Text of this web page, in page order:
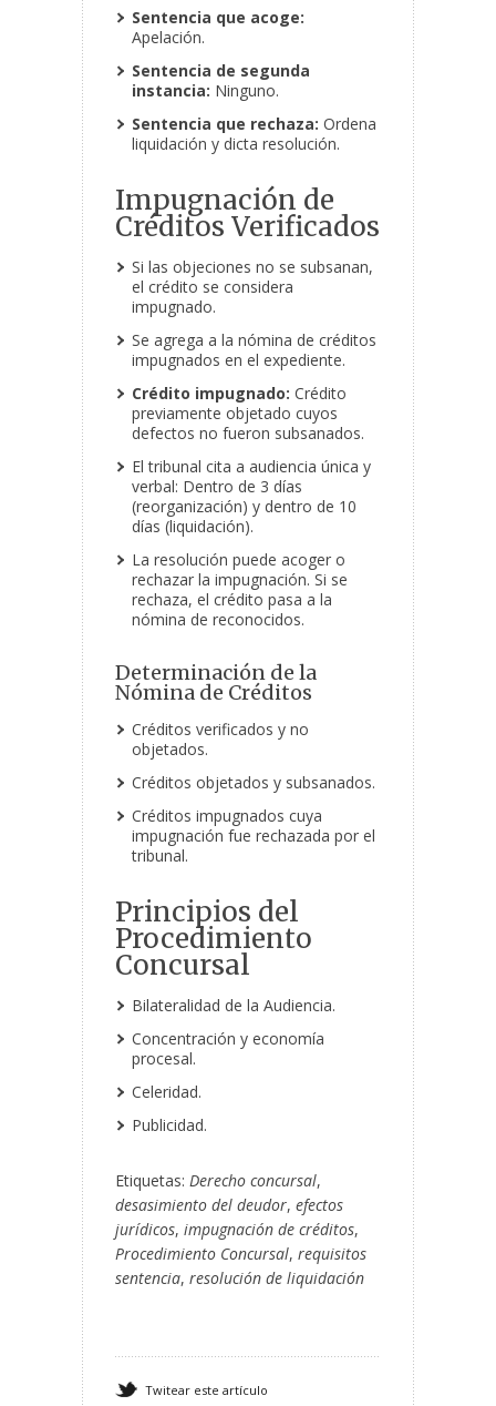
Sentencia que acoge:
Apelación.
Sentencia de segunda
instancia: Ninguno.
Sentencia que rechaza: Ordena
liquidación y dicta resolución.
Impugnación de
Créditos Verificados
Si las objeciones no se subsanan,
el crédito se considera
impugnado.
Se agrega a la nómina de créditos
impugnados en el expediente.
Crédito impugnado: Crédito
previamente objetado cuyos
defectos no fueron subsanados.
El tribunal cita a audiencia única y
verbal: Dentro de 3 días
(reorganización) y dentro de 10
días (liquidación).
La resolución puede acoger o
rechazar la impugnación. Si se
rechaza, el crédito pasa a la
nómina de reconocidos.
Determinación de la
Nómina de Créditos
Créditos verificados y no
objetados.
Créditos objetados y subsanados.
Créditos impugnados cuya
impugnación fue rechazada por el
tribunal.
Principios del
Procedimiento
Concursal
Bilateralidad de la Audiencia.
Concentración y economía
procesal.
Celeridad.
Publicidad.
Etiquetas: Derecho concursal,
desasimiento del deudor, efectos
jurídicos, impugnación de créditos,
Procedimiento Concursal, requisitos
sentencia, resolución de liquidación
Twitear este artículo